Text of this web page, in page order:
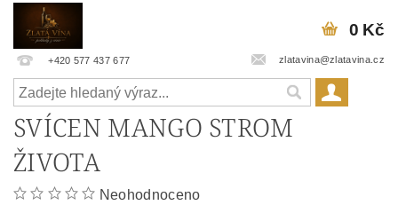
+420 577 437 677 zlatavina@zlatavina.cz
0 Kč
SVÍCEN MANGO STROM
ŽIVOTA
Neohodnoceno